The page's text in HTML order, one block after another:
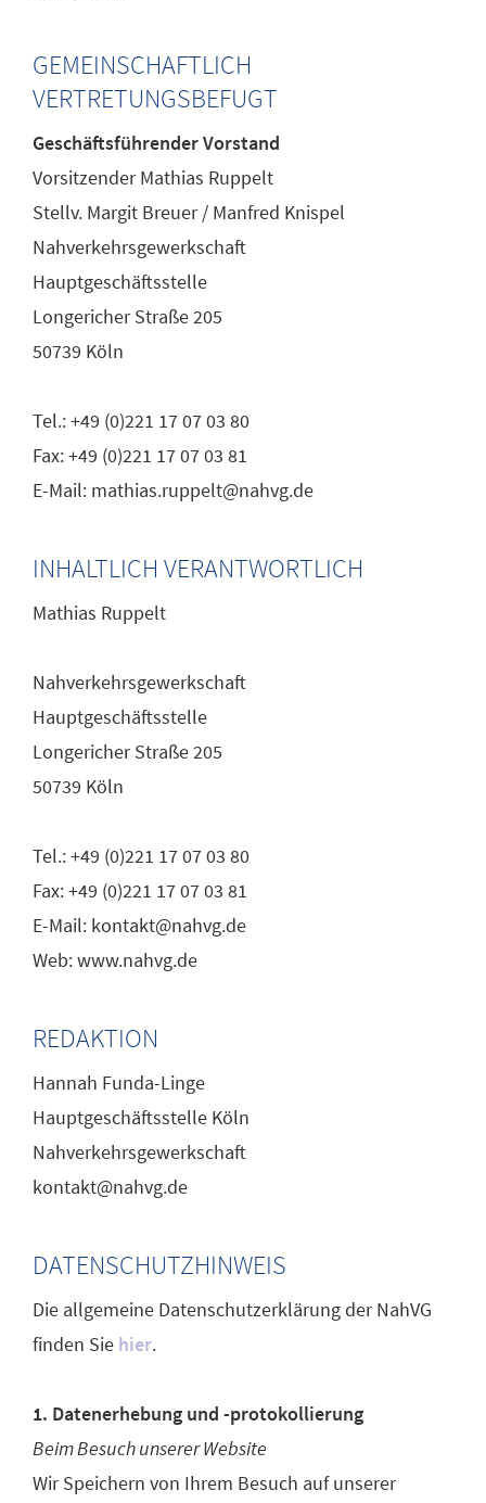
GEMEINSCHAFTLICH
VERTRETUNGSBEFUGT
Geschäftsführender Vorstand
Vorsitzender Mathias Ruppelt
Stellv. Margit Breuer / Manfred Knispel
Nahverkehrsgewerkschaft
Hauptgeschäftsstelle
Longericher Straße 205
50739 Köln
Tel.: +49 (0)221 17 07 03 80
Fax: +49 (0)221 17 07 03 81
E-Mail: mathias.ruppelt@nahvg.de
INHALTLICH VERANTWORTLICH
Mathias Ruppelt
Nahverkehrsgewerkschaft
Hauptgeschäftsstelle
Longericher Straße 205
50739 Köln
Tel.: +49 (0)221 17 07 03 80
Fax: +49 (0)221 17 07 03 81
E-Mail: kontakt@nahvg.de
Web: www.nahvg.de
REDAKTION
Hannah Funda-Linge
Hauptgeschäftsstelle Köln
Nahverkehrsgewerkschaft
kontakt@nahvg.de
DATENSCHUTZHINWEIS
Die allgemeine Datenschutzerklärung der NahVG
finden Sie hier.
1. Datenerhebung und -protokollierung
Beim Besuch unserer Website
Wir Speichern von Ihrem Besuch auf unserer